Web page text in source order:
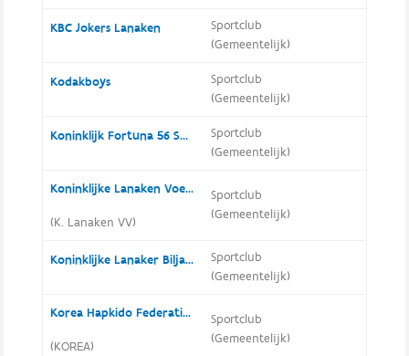
KBC Jokers Lanaken
Sportclub
(Gemeentelijk)
Kodakboys
Sportclub
(Gemeentelijk)
Koninklijk Fortuna 56 Smeermaas Lanaken
Sportclub
(Gemeentelijk)
Koninklijke Lanaken Voetbal Vereniging
(K. Lanaken VV)
Sportclub
(Gemeentelijk)
Koninklijke Lanaker Biljartclub
Sportclub
(Gemeentelijk)
Korea Hapkido Federatie België & Nederland
(KOREA)
Sportclub
(Gemeentelijk)